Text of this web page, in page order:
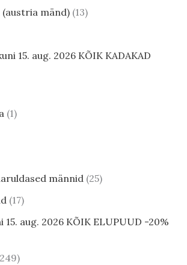
mänd) 13
15. aug. 2026 KÕIK KADAKAD
1
männid 25
17
15. aug. 2026 KÕIK ELUPUUD -20%
249